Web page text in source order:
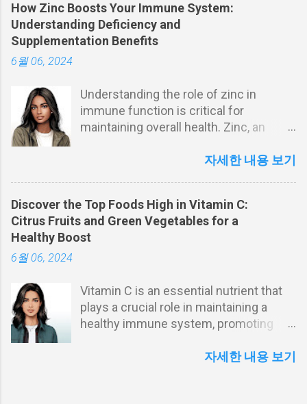
play a role in preventing chronic
diseases, boosting mental health, and
how you can easily incorporate it into
golden-yellow spice derived from the
Curcuma longa plant, is renowned not
only for its culinary uses but also for its
component in turmeric is curcumin,
delves into the diverse health benefits
of turmeric, particularly its anti-
inflammatory properties and its
Turmeric has been used for centuries
in traditional medicine systems like
Ayurveda and Traditional C...
How Zinc Boosts Your Immune System:
Understanding Deficiency and
Supplementation Benefits
6월 06, 2024
Understanding the role of zinc in
immune function is critical for
maintaining overall health. Zinc, an
the proper functioning of the immune
of zinc deficiency, and the benefits of
zinc supplementation. We delve into
how zinc supports both innate and
through which it enhances immune
responses. By examining current
research, we aim to highlight why
for a robust immune system. The
자세한 내용 보기
Discover the Top Foods High in Vitamin C:
Citrus Fruits and Green Vegetables for a
Healthy Boost
6월 06, 2024
Vitamin C is an essential nutrient that
plays a crucial role in maintaining a
healthy immune system, promoting
antioxidant. Despite its importance, our
자세한 내용 보기